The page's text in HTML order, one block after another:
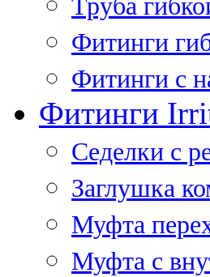
Труба
Фитинги
Фитинги с
Фитинги
Седелки с
Заглушка
Муфта
Муфта с